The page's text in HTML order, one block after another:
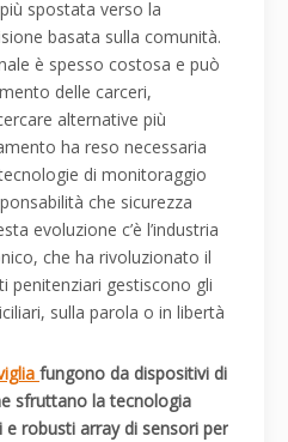
spostata verso la
basata sulla comunità.
è spesso costosa e può
delle carceri,
alternative più
ha reso necessaria
di monitoraggio
che sicurezza
evoluzione c’è l’industria
che ha rivoluzionato il
penitenziari gestiscono gli
sulla parola o in libertà
fungono da dispositivi di
sfruttano la tecnologia
robusti array di sensori per